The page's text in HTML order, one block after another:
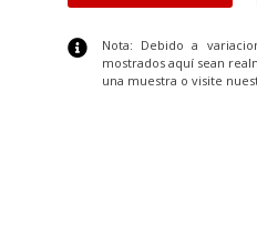
Nota: Debido a
mostrados aquí sean
una muestra o visite